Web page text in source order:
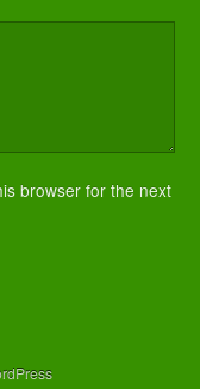
browser for the next